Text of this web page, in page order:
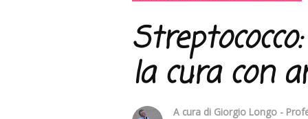
la cura con
A cura di Giorgio Longo -